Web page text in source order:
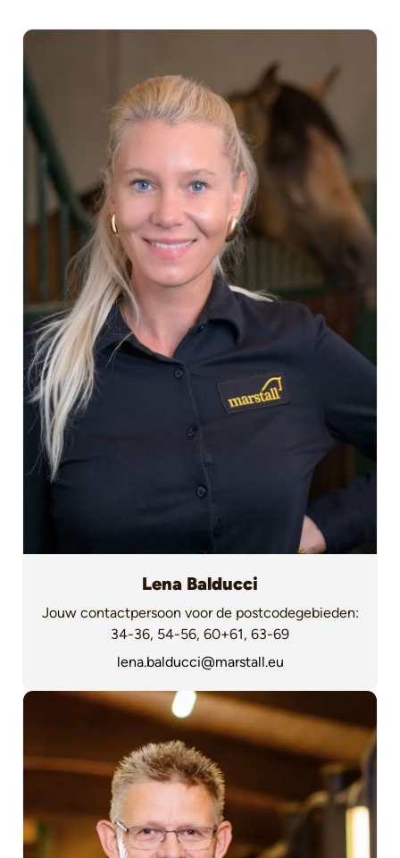
Lena Balducci
Jouw contactpersoon voor de postcodegebieden:
34-36, 54-56, 60+61, 63-69
lena.balducci@marstall.eu